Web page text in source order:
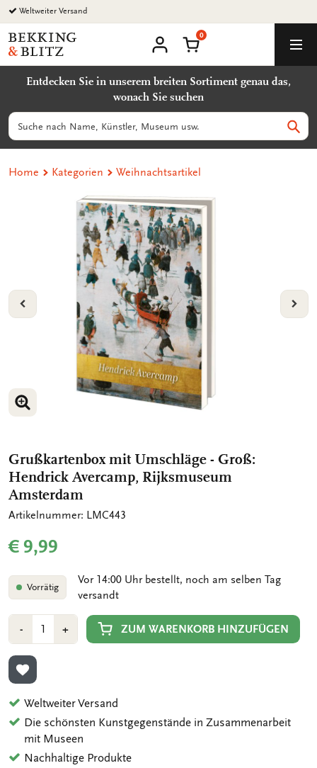
Zurück
zum
Inhalt
Weltweiter Versand
Bekking
&
Uitgevers
Warenkorb
0
Entdecken Sie in unserem breiten Sortiment genau das,
wonach Sie suchen
Suchen
Home Kategorien Weihnachtsartikel
VORIGE
BILD VERGRÖSSERN
BILD VERGRÖSSERN
Grußkartenbox mit Umschläge - Groß:
Hendrick Avercamp, Rijksmuseum
Amsterdam
Artikelnummer: LMC443
€ 9,99
Vorrätig
Vor 14:00 Uhr bestellt, noch am selben Tag
versandt
-Min
1
Anzahl
+Plus
1
ZUM WARENKORB HINZUFÜGEN
ZUR WUNSCHLISTE HINZUFÜGEN
Weltweiter Versand
Die schönsten Kunstgegenstände in Zusammenarbeit
mit Museen
Nachhaltige Produkte